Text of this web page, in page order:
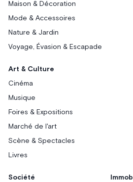
Maison & Décoration
Mode & Accessoires
Nature & Jardin
Voyage, Évasion & Escapade
Art & Culture
Cinéma
Musique
Foires & Expositions
Marché de l'art
Scène & Spectacles
Livres
Société